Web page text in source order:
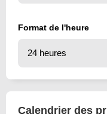
Format de l'heure
Calendrier des